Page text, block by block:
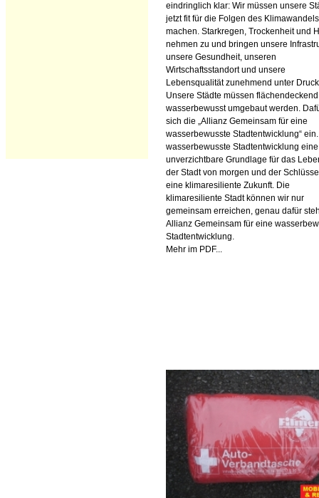
eindringlich klar: Wir müssen unsere
jetzt fit für die Folgen des Klimawandels
machen. Starkregen, Trockenheit und
nehmen zu und bringen unsere
unsere Gesundheit, unseren
Wirtschaftsstandort und unsere
Lebensqualität zunehmend unter
Unsere Städte müssen flächendeckend
wasserbewusst umgebaut werden.
sich die „Allianz Gemeinsam für eine
wasserbewusste Stadtentwicklung“
wasserbewusste Stadtentwicklung eine
unverzichtbare Grundlage für das
der Stadt von morgen und der
eine klimaresiliente Zukunft. Die
klimaresiliente Stadt können wir nur
gemeinsam erreichen, genau dafür
Allianz Gemeinsam für eine
Stadtentwicklung.
Mehr im PDF...